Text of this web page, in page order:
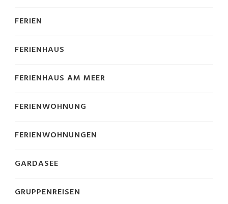
FERIEN
FERIENHAUS
FERIENHAUS AM MEER
FERIENWOHNUNG
FERIENWOHNUNGEN
GARDASEE
GRUPPENREISEN